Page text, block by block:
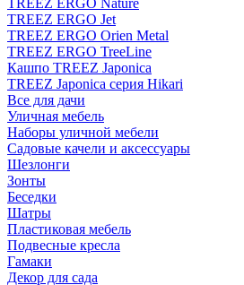
TREEZ ERGO Nature
TREEZ ERGO Jet
TREEZ ERGO Orien Metal
TREEZ ERGO TreeLine
Кашпо TREEZ Japonica
TREEZ Japonica серия Hikari
Все для дачи
Уличная мебель
Наборы уличной мебели
Садовые качели и аксессуары
Шезлонги
Зонты
Беседки
Шатры
Пластиковая мебель
Подвесные кресла
Гамаки
Декор для сада